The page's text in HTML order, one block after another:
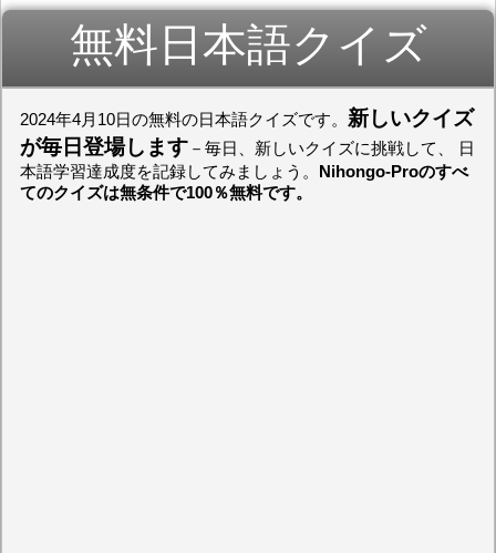
く）したくて、
と）、就職（し
してみたいです
（いま）は全力
でお金（かね
いますwww。
[quote] すごいす
うございまし
無料日本語クイズ
2024年4月10日の無料の日本語クイズです。 新しいクイズ
が毎日登場します －毎日、新しいクイズに挑戦して、 日
本語学習達成度を記録してみましょう。 Nihongo-Proのすべ
てのクイズは無条件で100％無料です。